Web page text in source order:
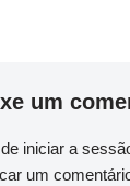
um
iniciar a
um